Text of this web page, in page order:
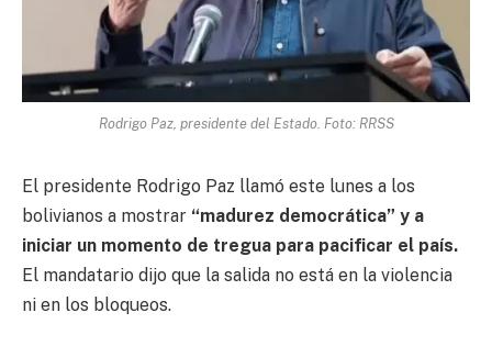
Rodrigo Paz, presidente del Estado. Foto: RRSS
El presidente Rodrigo Paz llamó este lunes a los
bolivianos a mostrar “madurez democrática” y a
iniciar un momento de tregua para pacificar el país.
El mandatario dijo que la salida no está en la violencia
ni en los bloqueos.